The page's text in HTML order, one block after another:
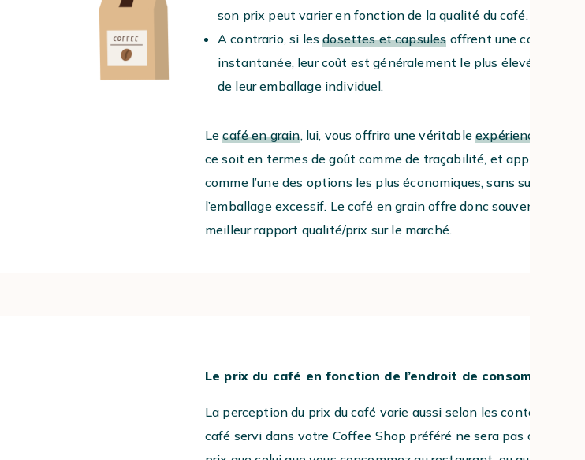
son prix peut varier en fonction de la qualité du café.
A contrario, si lesdosettes et capsules offrent une commodité
instantanée, leur coût est généralement le plus élevé en raison
de leur emballage individuel.
Lecafé en grain, lui, vous offrira une véritableexpérience café
ce soit en termes de goût comme de traçabilité, et apparaît aussi
comme l’une des options les plus économiques, sans surcoût lié à
l’emballage excessif. Le café en grain offre donc souvent le
meilleur rapport qualité/prix sur le marché.
Le prix du café en fonction de l’endroit de consommation
La perception du prix du café varie aussi selon les contextes : un
café servi dans votre Coffee Shop préféré ne sera pas au même